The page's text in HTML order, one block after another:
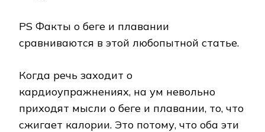
PS Факты о беге и плавании
сравниваются в этой любопытной статье.
Когда речь заходит о
кардиоупражнениях, на ум невольно
приходят мысли о беге и плавании, то, что
сжигает калории. Это потому, что оба эти